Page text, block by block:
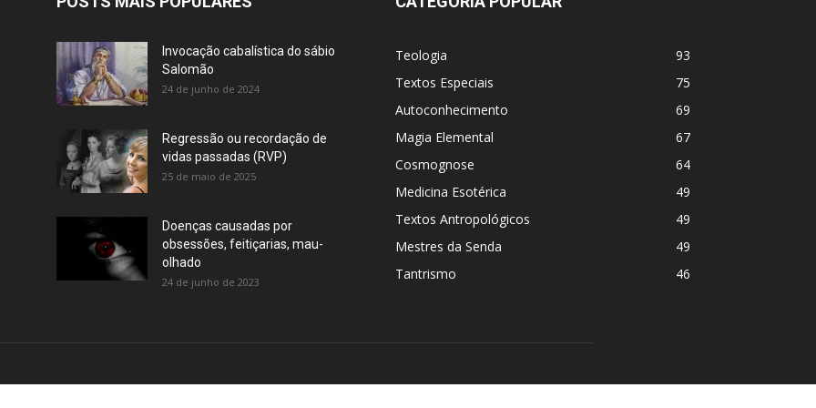
Invocação cabalística do sábio
Salomão
24 de junho de 2024
Regressão ou recordação de
vidas passadas (RVP)
25 de maio de 2025
Doenças causadas por
obsessões, feitiçarias, mau-
olhado
24 de junho de 2023
Teologia
93
Textos Especiais
75
Autoconhecimento
69
Magia Elemental
67
Cosmognose
64
Medicina Esotérica
49
Textos Antropológicos
49
Mestres da Senda
49
Tantrismo
46